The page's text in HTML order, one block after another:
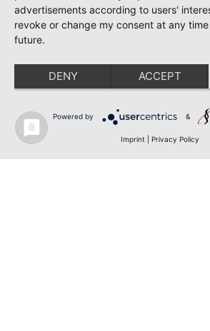
advertisements according to users'
revoke or change my consent at any
future.
DENY ACCEPT
Powered by &
Imprint Privacy Policy